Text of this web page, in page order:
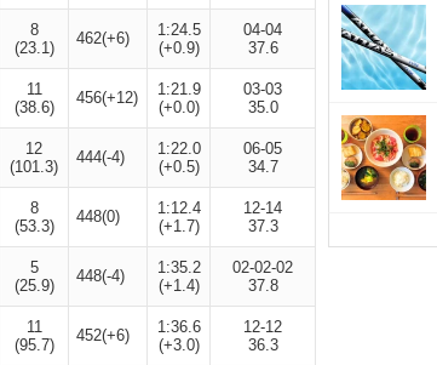
8
(23.1)
462(+6)
1:24.5
(+0.9)
04-04
37.6
11
(38.6)
456(+12)
1:21.9
(+0.0)
03-03
35.0
12
(101.3)
444(-4)
1:22.0
(+0.5)
06-05
34.7
8
(53.3)
448(0)
1:12.4
(+1.7)
12-14
37.3
5
(25.9)
448(-4)
1:35.2
(+1.4)
02-02-02
37.8
11
(95.7)
452(+6)
1:36.6
(+3.0)
12-12
36.3